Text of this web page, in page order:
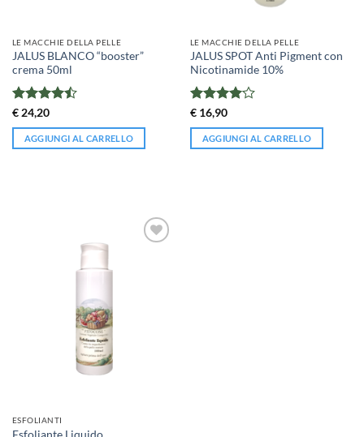
LE MACCHIE DELLA PELLE
JALUS BLANCO “booster”
crema 50ml
Valutato
4.43su 5
€24,20
AGGIUNGI AL CARRELLO
LE MACCHIE DELLA PELLE
JALUS SPOT Anti Pigment con
Nicotinamide 10%
Valutato
4su 5
€16,90
AGGIUNGI AL CARRELLO
ESFOLIANTI